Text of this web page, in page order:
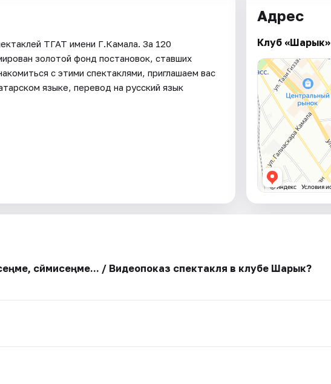
ТГАТ имени Г.Камала. За 120
золотой фонд постановок, ставших
с этими спектаклями, приглашаем вас
языке, перевод на русский язык
Адрес
Клуб «Шарык»
сөймисеңме... / Видеопоказ спектакля в клубе Шарык?